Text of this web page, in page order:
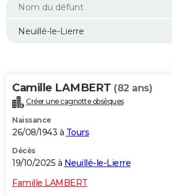
Forum
Aménagement intérieur
Extérieur
Cuisine
Salle de bains
Jardinage
Rangement
WEEK-END
Guides de France
Escapades
Patrimoine
Expositions
Musées
Week-end nature
LIFESTYLE
Alimentation
Guide de la santé
Maladies
Médicaments
Sommeil
VOYAGE
Destinations
City break
Voyage nature
Voyage de noces
Forum
Climat
+PHOTO
GUIDES D'ACHAT
BONS PLANS
CARTE DE VOEUX
Camille LAMBERT (82 ans)
Créer une cagnotte obsèques
Naissance
26/08/1943 à Tours
Décès
19/10/2025 à Neuillé-le-Lierre
Famille LAMBERT